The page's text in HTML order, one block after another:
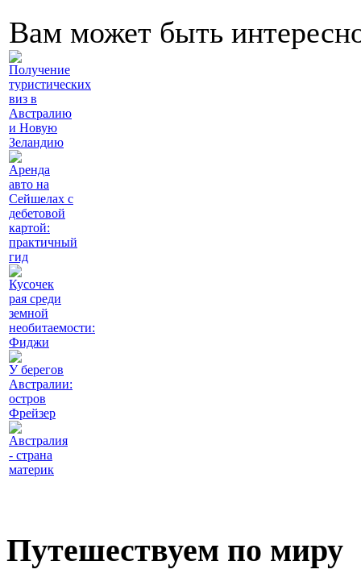
Вам может быть
Получение
туристических
виз в
Австралию
и Новую
Зеландию
Аренда
авто на
Сейшелах с
дебетовой
картой:
практичный
гид
Кусочек
рая среди
земной
необитаемости:
Фиджи
У берегов
Австралии:
остров
Фрейзер
Австралия
- страна
материк
Путешествуем по миру